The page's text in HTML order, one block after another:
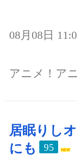
08月08日
アニメ！ア
居眠りし
にも
95